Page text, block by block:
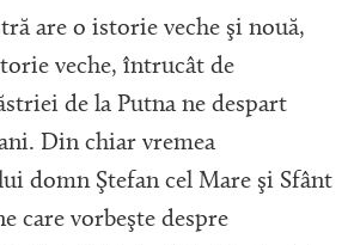
are o istorie veche şi nouă,
veche, întrucât de
de la Putna ne despart
Din chiar vremea
domn Ştefan cel Mare şi Sfânt
care vorbeşte despre